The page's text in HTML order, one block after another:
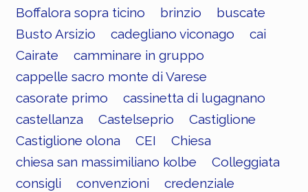
Boffalora sopra ticino
brinzio
buscate
Busto Arsizio
cadegliano viconago
cai
Cairate
camminare in gruppo
cappelle sacro monte di Varese
casorate primo
cassinetta di lugagnano
castellanza
Castelseprio
Castiglione
Castiglione olona
CEI
Chiesa
chiesa san massimiliano kolbe
Colleggiata
consigli
convenzioni
credenziale